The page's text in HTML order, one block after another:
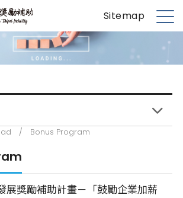
助 Sitemap
M
n
u
/ Bonus Program
展獎勵補助計畫－「鼓勵企業加薪